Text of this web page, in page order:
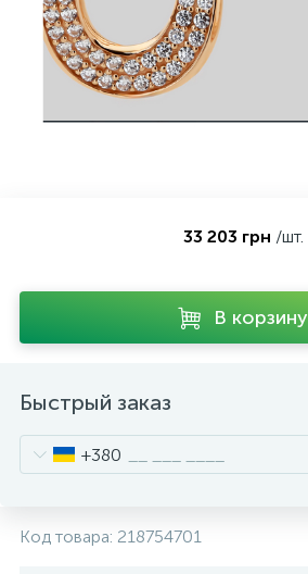
33 203 грн /шт.
В корзину
Быстрый заказ
+380
Код товара: 218754701
КонтактыСеребряные колье
Серебряные цепочки
Серебряные сувениры